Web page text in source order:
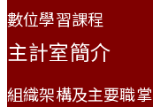
數位學習課程
主計室簡介
組織架構及主要職掌